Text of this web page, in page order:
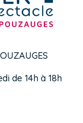
de 14h à 18h